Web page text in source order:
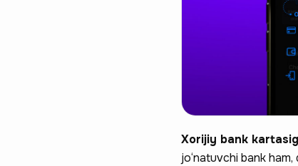
Xorijiy bank
jo‘natuvchi bank